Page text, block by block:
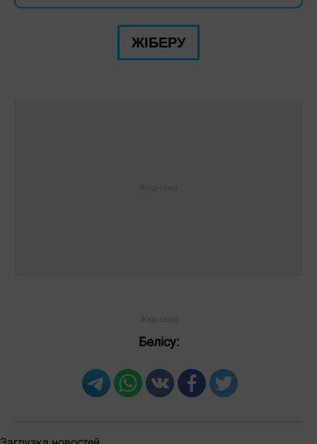
ЖІБЕРУ